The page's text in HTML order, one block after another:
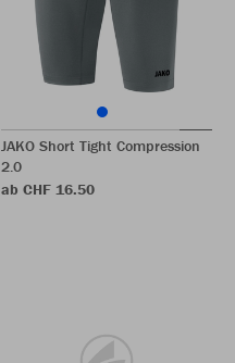
JAKO Short Tight Compression
2.0
ab CHF 16.50